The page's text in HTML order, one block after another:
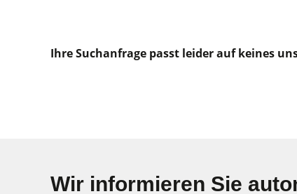
Ihre Suchanfrage passt leider auf keines
Wir informieren Sie